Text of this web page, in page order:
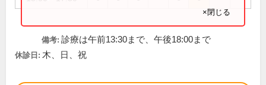
×閉じる
備考: 診療は午前13:30まで、午後18:00まで
休診日: 木、日、祝